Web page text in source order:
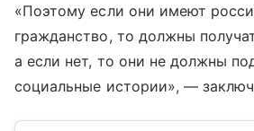
«Поэтому если они имеют
гражданство, то должны
а если нет, то они не должны
социальные истории», —